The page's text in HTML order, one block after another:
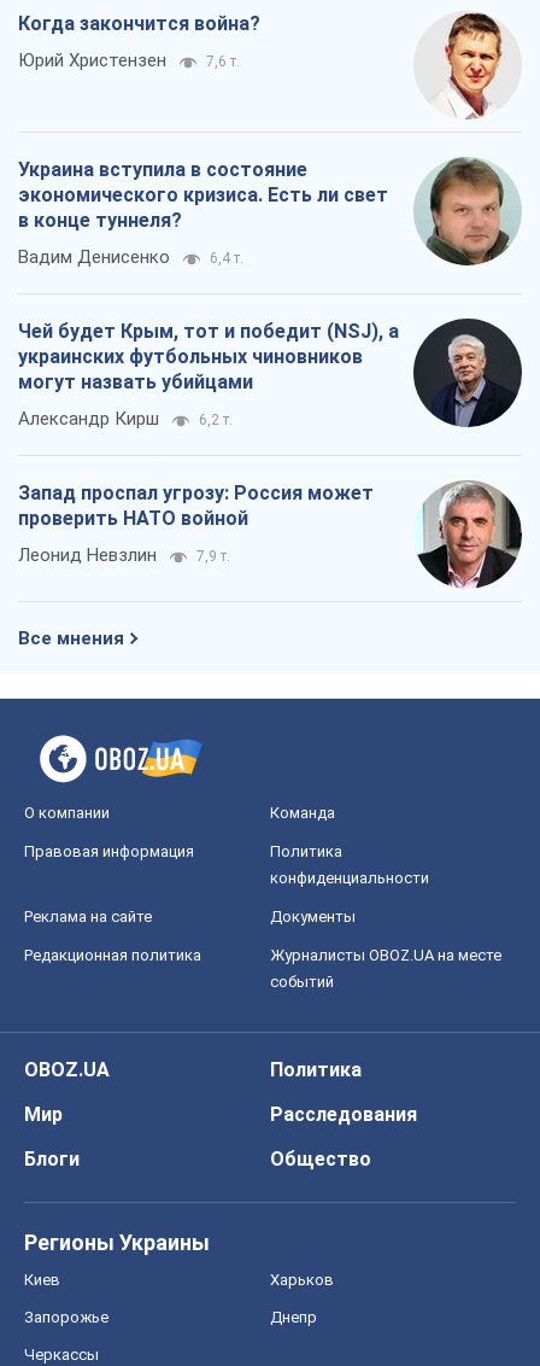
Когда закончится война?
Юрий Христензен 7,6 т.
Украина вступила в состояние
экономического кризиса. Есть ли свет
в конце туннеля?
Вадим Денисенко 6,4 т.
Чей будет Крым, тот и победит (NSJ), а
украинских футбольных чиновников
могут назвать убийцами
Александр Кирш 6,2 т.
Запад проспал угрозу: Россия может
проверить НАТО войной
Леонид Невзлин 7,9 т.
Все мнения
О компании Команда
Правовая информация
Политика
конфиденциальности
Реклама на сайте Документы
Редакционная политика
Журналисты OBOZ.UA на месте
событий
OBOZ.UA
Политика
Мир
Расследования
Блоги
Общество
Регионы Украины
Киев Харьков
Запорожье Днепр
Черкассы